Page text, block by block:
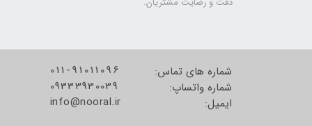
شماره های تماس:
شماره واتساپ:
​​​​​​​ایمیل:
011-91011096
09333930039
info@nooral.ir